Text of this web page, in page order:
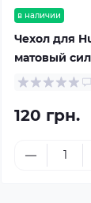
в наличии
Чехол для
матовый
120 грн.